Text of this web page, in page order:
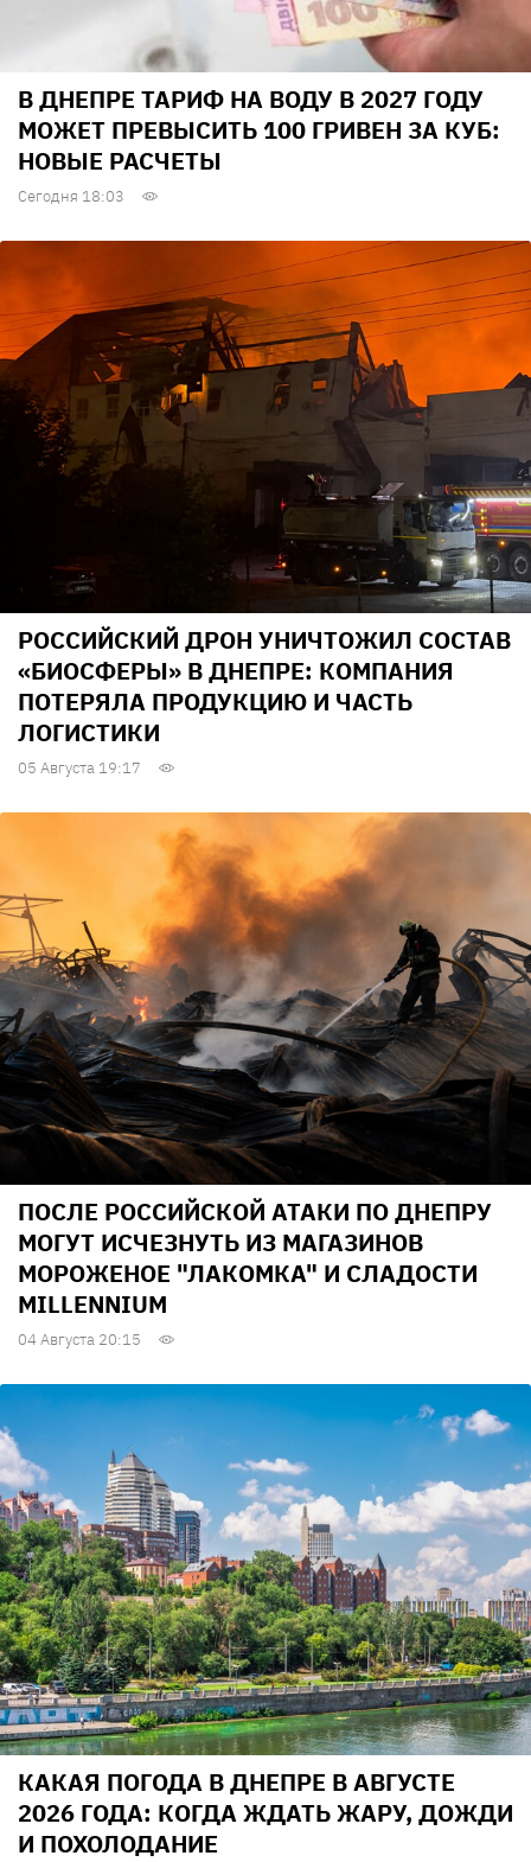
В ДНЕПРЕ ТАРИФ НА ВОДУ В 2027 ГОДУ
МОЖЕТ ПРЕВЫСИТЬ 100 ГРИВЕН ЗА КУБ:
НОВЫЕ РАСЧЕТЫ
Сегодня 18:03
РОССИЙСКИЙ ДРОН УНИЧТОЖИЛ СОСТАВ
«БИОСФЕРЫ» В ДНЕПРЕ: КОМПАНИЯ
ПОТЕРЯЛА ПРОДУКЦИЮ И ЧАСТЬ
ЛОГИСТИКИ
05 Августа 19:17
ПОСЛЕ РОССИЙСКОЙ АТАКИ ПО ДНЕПРУ
МОГУТ ИСЧЕЗНУТЬ ИЗ МАГАЗИНОВ
МОРОЖЕНОЕ "ЛАКОМКА" И СЛАДОСТИ
MILLENNIUM
04 Августа 20:15
КАКАЯ ПОГОДА В ДНЕПРЕ В АВГУСТЕ
2026 ГОДА: КОГДА ЖДАТЬ ЖАРУ, ДОЖДИ
И ПОХОЛОДАНИЕ